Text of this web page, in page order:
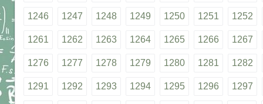
1246 1247 1248 1249 1250 1251 1252
1261 1262 1263 1264 1265 1266 1267
1276 1277 1278 1279 1280 1281 1282
1291 1292 1293 1294 1295 1296 1297